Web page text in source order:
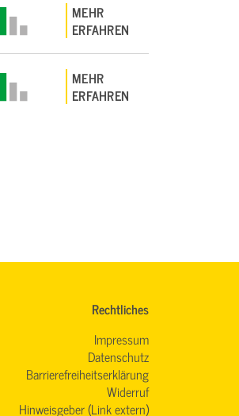
MEHR
ERFAHREN
MEHR
ERFAHREN
Rechtliches
Impressum
Datenschutz
Barrierefreiheitserklärung
Widerruf
Hinweisgeber (Link extern)